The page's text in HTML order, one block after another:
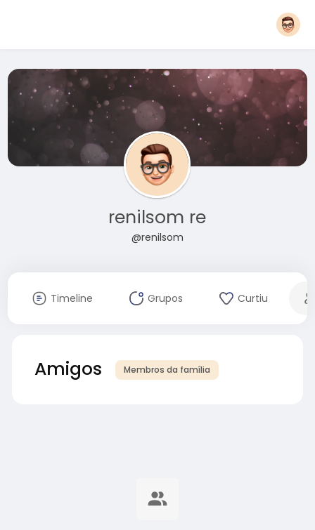
renilsom re
@renilsom
Timeline Grupos Curtiu
Amigos Membros da família